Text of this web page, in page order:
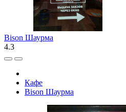
Bison Шаурма
4.3
Кафе
Bison Шаурма